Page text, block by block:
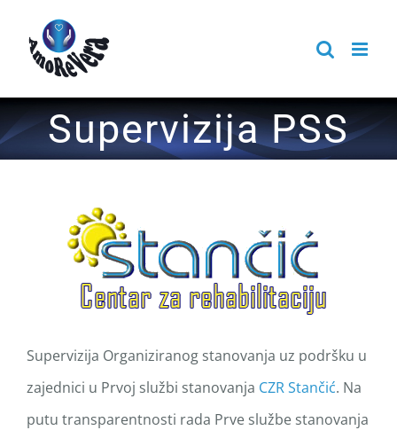
content
Supervizija PSS
Supervizija Organiziranog stanovanja uz podršku u
zajednici u Prvoj službi stanovanja CZR Stančić. Na
putu transparentnosti rada Prve službe stanovanja